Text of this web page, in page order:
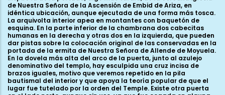
de Nuestra Señora de la Ascensión de Embid de Ariza, en
idéntica ubicación, aunque ejecutada de una forma más tosca.
La arquivolta interior apea en montantes con baquetón de
esquina. En la parte inferior de la chambrana dos cabecitas
humanas en la derecha y otras dos en la izquierda, que pueden
dar pistas sobre la colocación original de las conservadas en la
portada de la ermita de Nuestra Señora de Allende de Moyuela.
En la dovela más alta del arco de la puerta, junto al azulejo
denominativo del templo, hay esculpida una cruz incisa de
brazos iguales, motivo que veremos repetido en la pila
bautismal del interior y que apoya la teoría popular de que el
lugar fue tutelado por la orden del Temple. Existe otra puerta